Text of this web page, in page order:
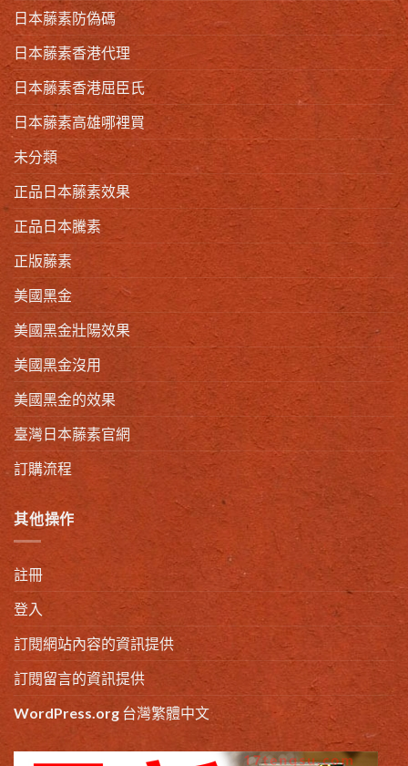
日本藤素防偽碼
日本藤素香港代理
日本藤素香港屈臣氏
日本藤素高雄哪裡買
未分類
正品日本藤素效果
正品日本騰素
正版藤素
美國黑金
美國黑金壯陽效果
美國黑金沒用
美國黑金的效果
臺灣日本藤素官網
訂購流程
其他操作
註冊
登入
訂閱網站內容的資訊提供
訂閱留言的資訊提供
WordPress.org 台灣繁體中文